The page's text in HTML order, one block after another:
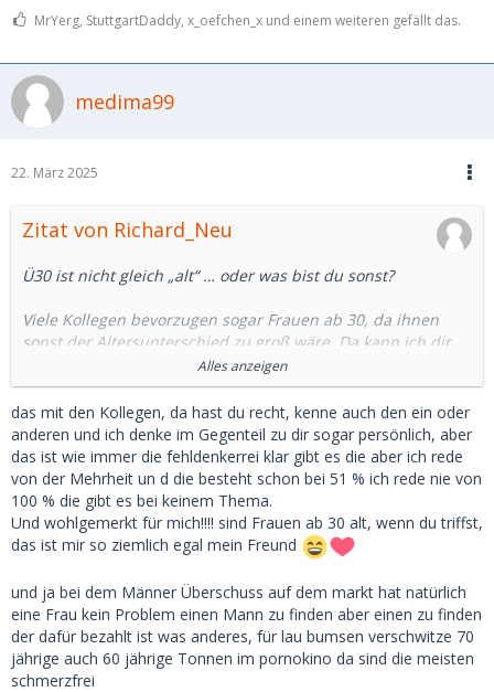
MrYerg, StuttgartDaddy, x_oefchen_x und einem weiteren gefällt das.
medima99
22. März 2025
Zitat von Richard_Neu
Ü30 ist nicht gleich „alt“ … oder was bist du sonst?
Viele Kollegen bevorzugen sogar Frauen ab 30, da ihnen
sonst der Altersunterschied zu groß wäre. Da kann ich dir
sogar einige aus dem Forum nennen.
18-jährige SBs können auch ziemlich naiv und nervig sein
und dich in Gesellschaft nicht immer gut aussehen lassen.
Ich habe davon gesprochen, dass der Großteil aller Frauen
keine Probleme hat, mit 30 oder 40 noch einen Mann oder
SD zu finden und das ist ein Fakt.
Wenn sie entsprechend attraktiv sind, klappt es auch mit 70
noch.
Deinen Text mit „Ich will aber nur 18-Jährige“ hättest du dir
daher auch sparen können, Kollege.
Alles anzeigen
das mit den Kollegen, da hast du recht, kenne auch den ein oder
anderen und ich denke im Gegenteil zu dir sogar persönlich, aber
das ist wie immer die fehldenkerrei klar gibt es die aber ich rede
von der Mehrheit un d die besteht schon bei 51 % ich rede nie von
100 % die gibt es bei keinem Thema.
Und wohlgemerkt für mich!!!! sind Frauen ab 30 alt, wenn du triffst,
das ist mir so ziemlich egal mein Freund
und ja bei dem Männer Überschuss auf dem markt hat natürlich
eine Frau kein Problem einen Mann zu finden aber einen zu finden
der dafür bezahlt ist was anderes, für lau bumsen verschwitze 70
jährige auch 60 jährige Tonnen im pornokino da sind die meisten
schmerzfrei